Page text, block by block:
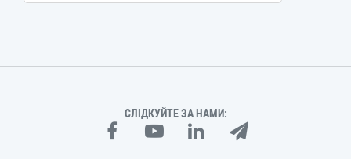
СЛІДКУЙТЕ ЗА НАМИ: